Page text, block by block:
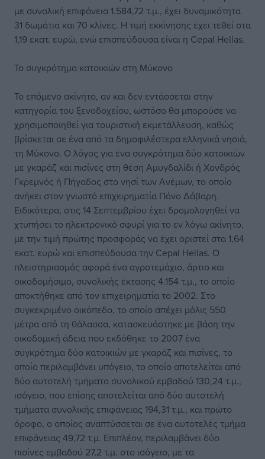
με συνολική επιφάνεια 1.584,72 τ.μ., έχει δυναμικότητα
31 δωμάτια και 70 κλίνες. Η τιμή εκκίνησης έχει τεθεί στα
1,19 εκατ. ευρώ, ενώ επισπεύδουσα είναι η Cepal Hellas.
Το συγκρότημα κατοικιών στη Μύκονο
Το επόμενο ακίνητο, αν και δεν εντάσσεται στην
κατηγορία του ξενοδοχείου, ωστόσο θα μπορούσε να
χρησιμοποιηθεί για τουριστική εκμετάλλευση, καθώς
βρίσκεται σε ένα από τα δημοφιλέστερα ελληνικά νησιά,
τη Μύκονο. Ο λόγος για ένα συγκρότημα δύο κατοικιών
με γκαράζ και πισίνες στη θέση Αμυγδαλίδι ή Χονδρός
Γκρεμνός ή Πήγαδος στο νησί των Ανέμων, το οποίο
ανήκει στον γνωστό επιχειρηματία Πάνο Δάβαρη.
Ειδικότερα, στις 14 Σεπτεμβρίου έχει δρομολογηθεί να
χτυπήσει το ηλεκτρονικό σφυρί για το εν λόγω ακίνητο,
με την τιμή πρώτης προσφοράς να έχει οριστεί στα 1,64
εκατ. ευρώ και επισπεύδουσα την Cepal Hellas. Ο
πλειστηριασμός αφορά ένα αγροτεμάχιο, άρτιο και
οικοδομήσιμο, συνολικής έκτασης 4.154 τ.μ., το οποίο
αποκτήθηκε από τον επιχειρηματία το 2002. Στο
συγκεκριμένο οικόπεδο, το οποίο απέχει μόλις 550
μέτρα από τη θάλασσα, κατασκευάστηκε με βάση την
οικοδομική άδεια που εκδόθηκε το 2007 ένα
συγκρότημα δύο κατοικιών με γκαράζ και πισίνες, το
οποίο περιλαμβάνει υπόγειο, το οποίο αποτελείται από
δύο αυτοτελή τμήματα συνολικού εμβαδού 130,24 τ.μ.,
ισόγειο, που επίσης αποτελείται από δύο αυτοτελή
τμήματα συνολικής επιφάνειας 194,31 τ.μ., και πρώτο
όροφο, ο οποίος αναπτύσσεται σε ένα αυτοτελές τμήμα
επιφάνειας 49,72 τ.μ. Επιπλέον, περιλαμβάνει δύο
πισίνες εμβαδού 27,2 τ.μ. στο ισόγειο, με τα